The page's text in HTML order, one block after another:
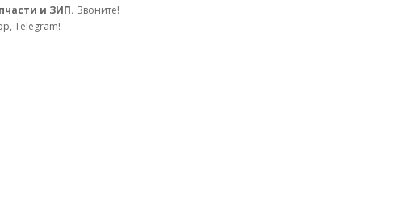
и ЗИП. Звоните!
Telegram!